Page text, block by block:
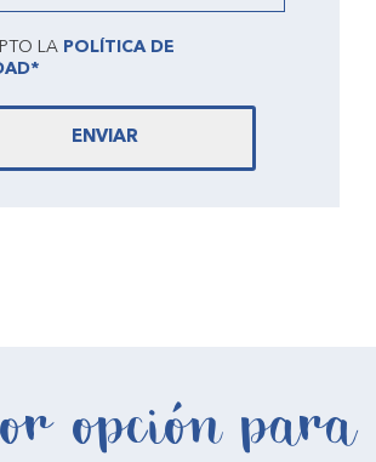
LA POLÍTICA DE
ENVIAR
opción para